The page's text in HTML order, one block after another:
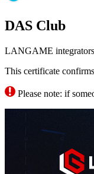
DAS Club
LANGAME integrators
This certificate
Please note: if